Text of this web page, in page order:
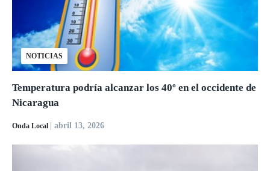
NOTICIAS
Temperatura podría alcanzar los 40º en el occidente de
Nicaragua
Onda Local | abril 13, 2026